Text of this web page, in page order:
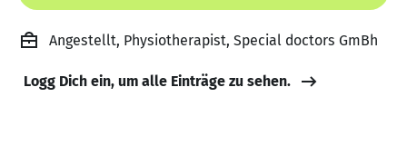
Angestellt, Physiotherapist, Special doctors GmBh
Logg Dich ein, um alle Einträge zu sehen.